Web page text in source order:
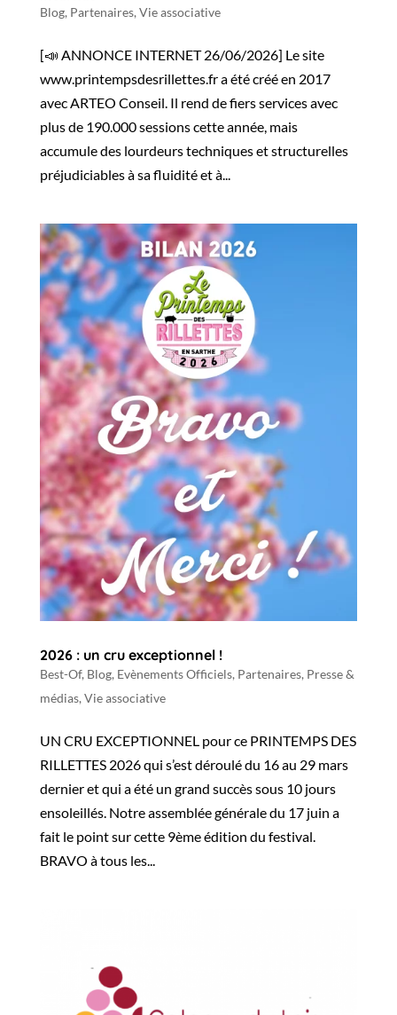
Blog, Partenaires, Vie associative
[📣 ANNONCE INTERNET 26/06/2026] Le site
www.printempsdesrillettes.fr a été créé en 2017
avec ARTEO Conseil. Il rend de fiers services avec
plus de 190.000 sessions cette année, mais
accumule des lourdeurs techniques et structurelles
préjudiciables à sa fluidité et à...
2026 : un cru exceptionnel !
Best-Of, Blog, Evènements Officiels, Partenaires, Presse &
médias, Vie associative
UN CRU EXCEPTIONNEL pour ce PRINTEMPS DES
RILLETTES 2026 qui s’est déroulé du 16 au 29 mars
dernier et qui a été un grand succès sous 10 jours
ensoleillés. Notre assemblée générale du 17 juin a
fait le point sur cette 9ème édition du festival.
BRAVO à tous les...